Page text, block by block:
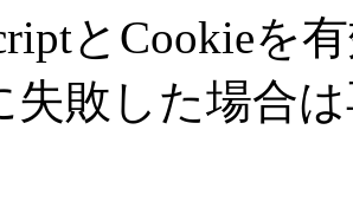
とCookieを
失敗した場合